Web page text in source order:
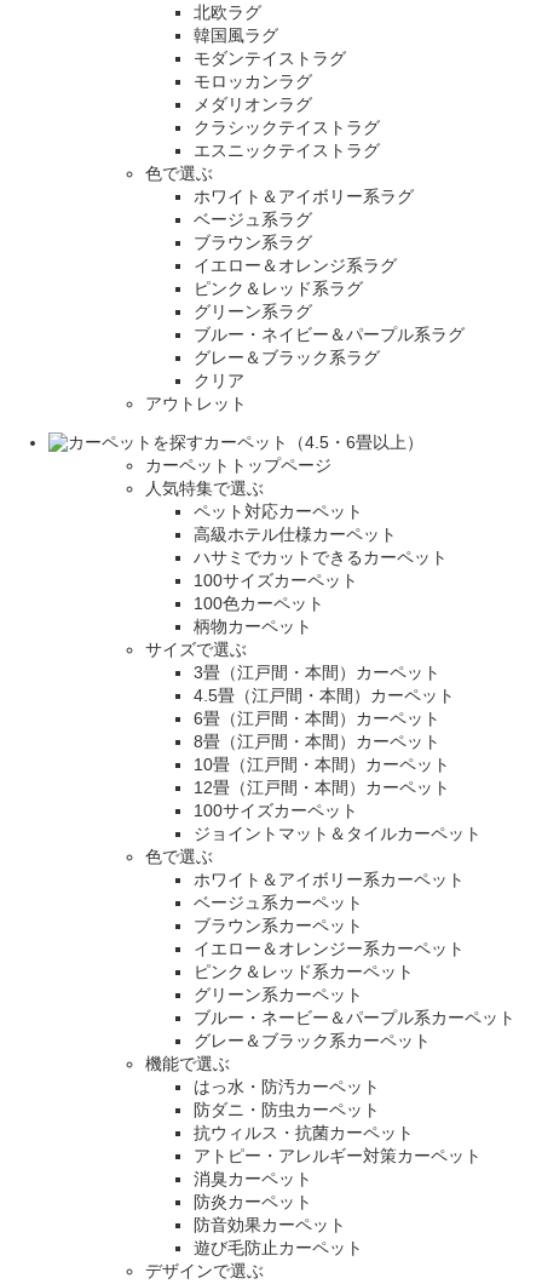
北欧ラグ
韓国風ラグ
モダンテイストラグ
モロッカンラグ
メダリオンラグ
クラシックテイストラグ
エスニックテイストラグ
色で選ぶ
ホワイト＆アイボリー系ラグ
ベージュ系ラグ
ブラウン系ラグ
イエロー＆オレンジ系ラグ
ピンク＆レッド系ラグ
グリーン系ラグ
ブルー・ネイビー＆パープル系ラグ
グレー＆ブラック系ラグ
クリア
アウトレット
カーペット（4.5・6畳以上）
カーペットトップページ
人気特集で選ぶ
ペット対応カーペット
高級ホテル仕様カーペット
ハサミでカットできるカーペット
100サイズカーペット
100色カーペット
柄物カーペット
サイズで選ぶ
3畳（江戸間・本間）カーペット
4.5畳（江戸間・本間）カーペット
6畳（江戸間・本間）カーペット
8畳（江戸間・本間）カーペット
10畳（江戸間・本間）カーペット
12畳（江戸間・本間）カーペット
100サイズカーペット
ジョイントマット＆タイルカーペット
色で選ぶ
ホワイト＆アイボリー系カーペット
ベージュ系カーペット
ブラウン系カーペット
イエロー＆オレンジー系カーペット
ピンク＆レッド系カーペット
グリーン系カーペット
ブルー・ネービー＆パープル系カーペット
グレー＆ブラック系カーペット
機能で選ぶ
はっ水・防汚カーペット
防ダニ・防虫カーペット
抗ウィルス・抗菌カーペット
アトピー・アレルギー対策カーペット
消臭カーペット
防炎カーペット
防音効果カーペット
遊び毛防止カーペット
デザインで選ぶ